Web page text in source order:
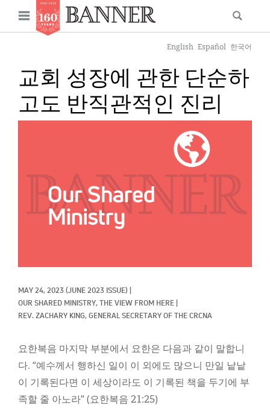
main
Open
English Español 한국어
교회 성장에 관한 단순하
고도 반직관적인 진리
MAY 24, 2023 (JUNE 2023 ISSUE)
OUR SHARED MINISTRY,
THE VIEW FROM HERE
REV. ZACHARY KING, GENERAL SECRETARY OF THE CRCNA
요한복음 마지막 부분에서 요한은 다음과 같이 말합니
다. “예수께서 행하신 일이 이 외에도 많으니 만일 낱낱
이 기록된다면 이 세상이라도 이 기록된 책을 두기에 부
족할 줄 아노라” (요한복음 21:25)
Main
navigation
News
Features
As I Was Saying
Secondary
Get Your Banner
Resources
한국어